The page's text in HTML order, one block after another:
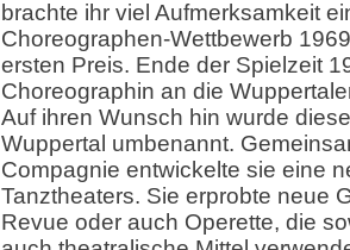
brachte ihr viel Aufmerksamkeit
Choreographen-Wettbewerb
ersten Preis. Ende der Spielzeit
Choreographin an die
Auf ihren Wunsch hin wurde
Wuppertal umbenannt.
Compagnie entwickelte sie eine
Tanztheaters. Sie erprobte neue
Revue oder auch Operette, die